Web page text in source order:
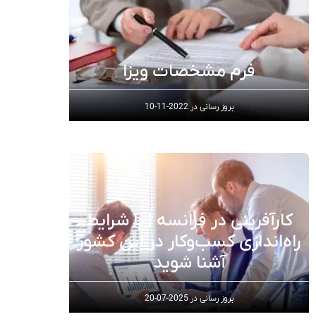
فرم مشخصات ویزا
بروز رسانی در2022-11-10
کارآفرینی در فرانسه | با شرایط
راه‌اندازی کسب‌و‌کار در این کشور
آشنا شوید
بروز رسانی در2025-07-20